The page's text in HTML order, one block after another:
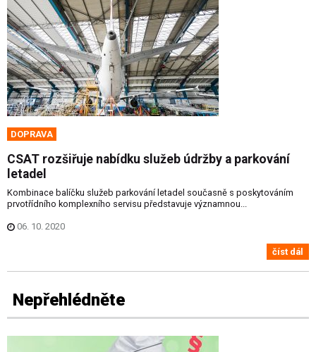
DOPRAVA
CSAT rozšiřuje nabídku služeb údržby a parkování
letadel
Kombinace balíčku služeb parkování letadel současně s poskytováním
prvotřídního komplexního servisu představuje významnou...
06. 10. 2020
číst dál
Nepřehlédněte